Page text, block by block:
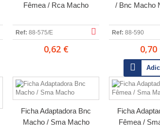
Fêmea / Rca Macho
Ref: 88-575/E
0,62 €
/ Bnc Macho
Ref: 88-590
0,70
Ficha Adaptadora Bnc
Macho / Sma Macho
Ficha
Fêmea /